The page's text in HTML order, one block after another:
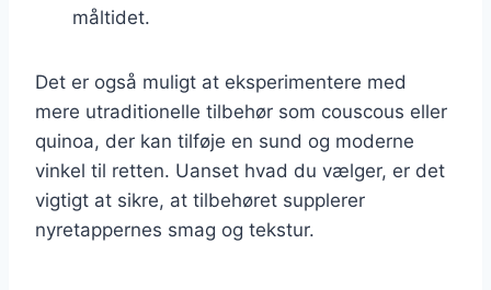
måltidet.
Det er også muligt at eksperimentere med
mere utraditionelle tilbehør som couscous eller
quinoa, der kan tilføje en sund og moderne
vinkel til retten. Uanset hvad du vælger, er det
vigtigt at sikre, at tilbehøret supplerer
nyretappernes smag og tekstur.